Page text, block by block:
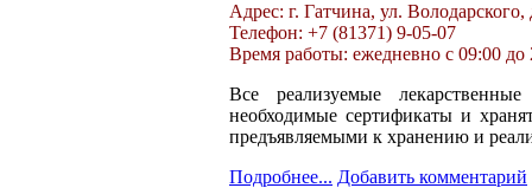
Адрес: г. Гатчина, ул. Володарского,
Телефон: +7 (81371) 9-05-07
Время работы: ежедневно с 09:00 до
Все реализуемые
необходимые сертификаты и
предъявляемыми к хранению и
Подробнее... Добавить комментарий